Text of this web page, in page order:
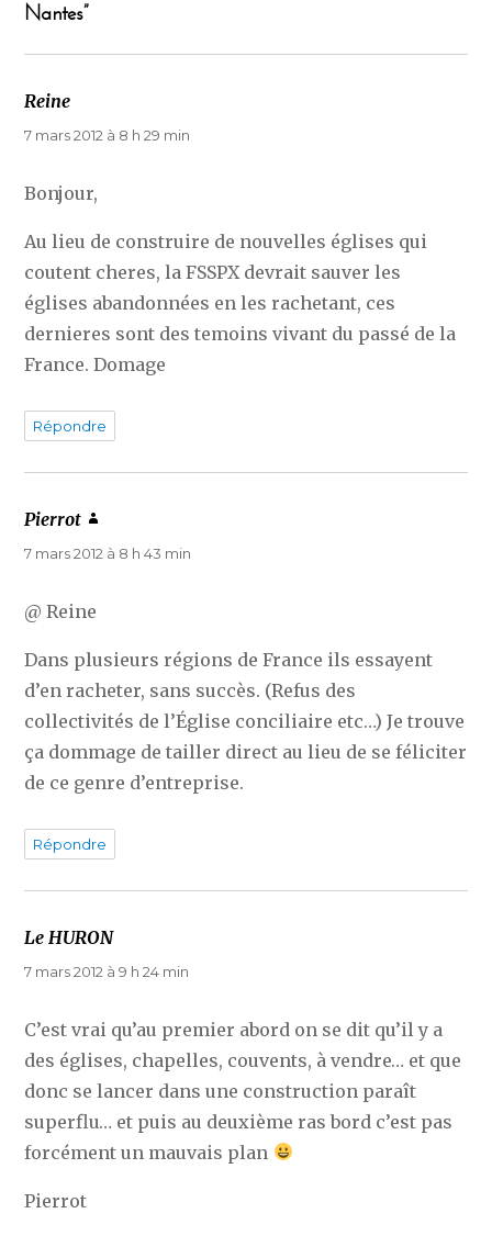
Nantes”
Reine
7 mars 2012 à 8 h 29 min
Bonjour,
Au lieu de construire de nouvelles églises qui
coutent cheres, la FSSPX devrait sauver les
églises abandonnées en les rachetant, ces
dernieres sont des temoins vivant du passé de la
France. Domage
Répondre
Pierrot
7 mars 2012 à 8 h 43 min
@ Reine
Dans plusieurs régions de France ils essayent
d’en racheter, sans succès. (Refus des
collectivités de l’Église conciliaire etc…) Je trouve
ça dommage de tailler direct au lieu de se féliciter
de ce genre d’entreprise.
Répondre
Le HURONdit :
7 mars 2012 à 9 h 24 min
C’est vrai qu’au premier abord on se dit qu’il y a
des églises, chapelles, couvents, à vendre… et que
donc se lancer dans une construction paraît
superflu… et puis au deuxième ras bord c’est pas
forcément un mauvais plan
Pierrot